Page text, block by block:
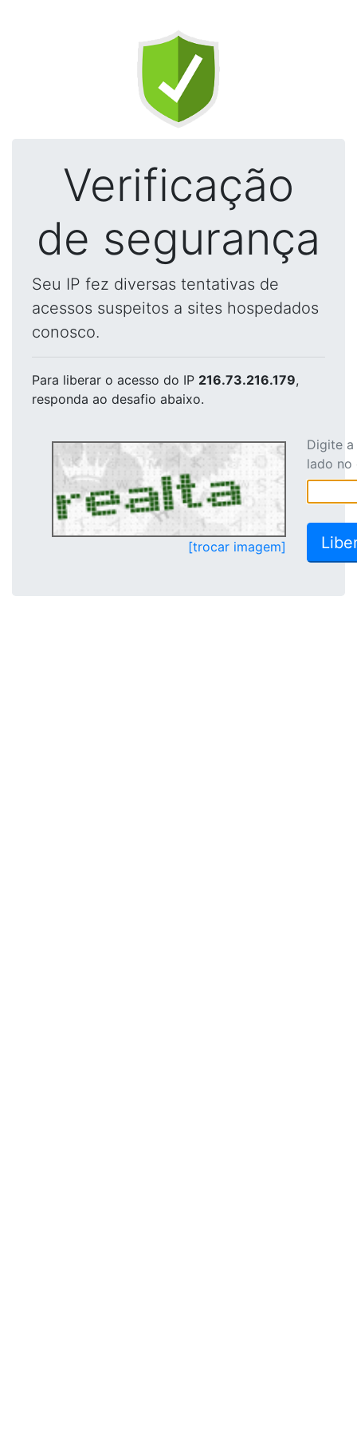
Verificação
de segurança
Seu IP fez diversas tentativas de
acessos suspeitos a sites hospedados
conosco.
Para liberar o acesso do IP 216.73.216.179,
responda ao desafio abaixo.
[trocar imagem]
Digite
lado no